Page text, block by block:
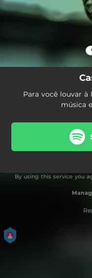
Para você louvar à
música
By using this service you